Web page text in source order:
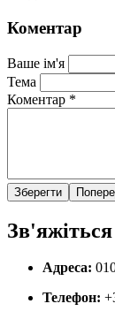
Коментар
Ваше ім'я
Тема
Коментар *
Адреса:
Телефон: